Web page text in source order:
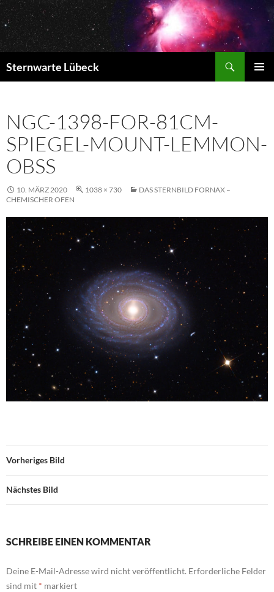
Zum
Inhalt
springen
Sternwarte Lübeck
NGC-1398-FOR-81CM-
SPIEGEL-MOUNT-LEMMON-
OBSS
10. MÄRZ 2020 1038 × 730
DAS STERNBILD FORNAX –
CHEMISCHER OFEN
Vorheriges Bild
Nächstes Bild
SCHREIBE EINEN KOMMENTAR
Deine E-Mail-Adresse wird nicht veröffentlicht. Erforderliche Felder
sind mit * markiert